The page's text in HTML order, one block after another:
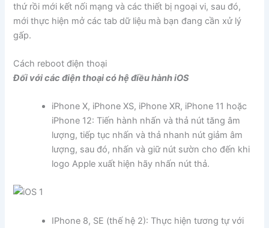
thứ rồi mới kết nối mạng và các thiết bị ngoại vi, sau đó,
mới thực hiện mở các tab dữ liệu mà bạn đang cần xử lý
gấp.
Cách reboot điện thoại
Đối với các điện thoại có hệ điều hành iOS
iPhone X, iPhone XS, iPhone XR, iPhone 11 hoặc
iPhone 12: Tiến hành nhấn và thả nút tăng âm
lượng, tiếp tục nhấn và thả nhanh nút giảm âm
lượng, sau đó, nhấn và giữ nút sườn cho đến khi
logo Apple xuất hiện hãy nhấn nút thả.
IPhone 8, SE (thế hệ 2): Thực hiện tương tự với